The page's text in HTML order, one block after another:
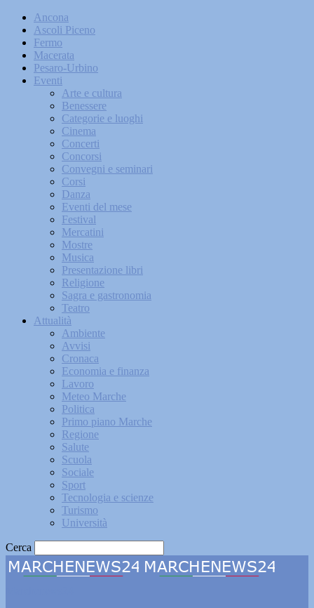
Ancona
Ascoli Piceno
Fermo
Macerata
Pesaro-Urbino
Eventi
Arte e cultura
Benessere
Categorie e luoghi
Cinema
Concerti
Concorsi
Convegni e seminari
Corsi
Danza
Eventi del mese
Festival
Mercatini
Mostre
Musica
Presentazione libri
Religione
Sagra e gastronomia
Teatro
Attualità
Ambiente
Avvisi
Cronaca
Economia e finanza
Lavoro
Meteo Marche
Politica
Primo piano Marche
Regione
Salute
Scuola
Sociale
Sport
Tecnologia e scienze
Turismo
Università
Cerca